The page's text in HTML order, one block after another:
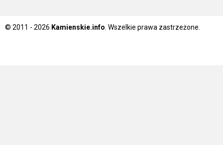
© 2011 - 2026 Kamienskie.info . Wszelkie prawa zastrzeżone.